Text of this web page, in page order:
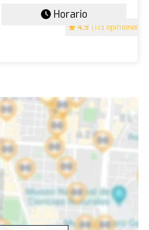
4.9 (173 opiniones)
Horario